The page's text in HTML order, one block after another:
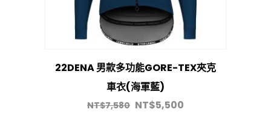
22DENA 男款多功能GORE-TEX夾克
車衣(海軍藍)
NT$7,580 NT$5,500